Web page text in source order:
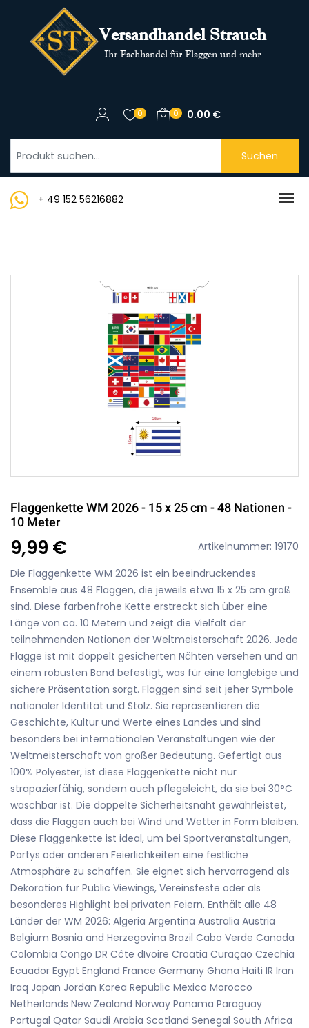
Versandhandel Strauch
Ihr Fachhandel für Flaggen und mehr
0 0 0.00 €
Suchen
+ 49 152 56216882
Flaggenkette WM 2026 - 15 x 25 cm - 48 Nationen -
10 Meter
9,99 €
Artikelnummer: 19170
Die Flaggenkette WM 2026 ist ein beeindruckendes
Ensemble aus 48 Flaggen, die jeweils etwa 15 x 25 cm groß
sind. Diese farbenfrohe Kette erstreckt sich über eine
Länge von ca. 10 Metern und zeigt die Vielfalt der
teilnehmenden Nationen der Weltmeisterschaft 2026. Jede
Flagge ist mit doppelt gesicherten Nähten versehen und an
einem robusten Band befestigt, was für eine langlebige und
sichere Präsentation sorgt. Flaggen sind seit jeher Symbole
nationaler Identität und Stolz. Sie repräsentieren die
Geschichte, Kultur und Werte eines Landes und sind
besonders bei internationalen Veranstaltungen wie der
Weltmeisterschaft von großer Bedeutung. Gefertigt aus
100% Polyester, ist diese Flaggenkette nicht nur
strapazierfähig, sondern auch pflegeleicht, da sie bei 30°C
waschbar ist. Die doppelte Sicherheitsnaht gewährleistet,
dass die Flaggen auch bei Wind und Wetter in Form bleiben.
Diese Flaggenkette ist ideal, um bei Sportveranstaltungen,
Partys oder anderen Feierlichkeiten eine festliche
Atmosphäre zu schaffen. Sie eignet sich hervorragend als
Dekoration für Public Viewings, Vereinsfeste oder als
besonderes Highlight bei privaten Feiern. Enthält alle 48
Länder der WM 2026: Algeria Argentina Australia Austria
Belgium Bosnia and Herzegovina Brazil Cabo Verde Canada
Colombia Congo DR Côte dIvoire Croatia Curaçao Czechia
Ecuador Egypt England France Germany Ghana Haiti IR Iran
Iraq Japan Jordan Korea Republic Mexico Morocco
Netherlands New Zealand Norway Panama Paraguay
Portugal Qatar Saudi Arabia Scotland Senegal South Africa